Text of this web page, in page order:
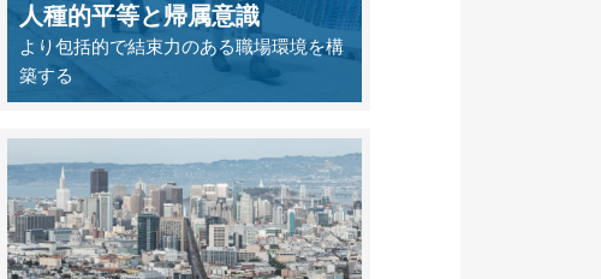
人種的平等と帰属意識
より包括的で結束力のある職場環境を構
築する